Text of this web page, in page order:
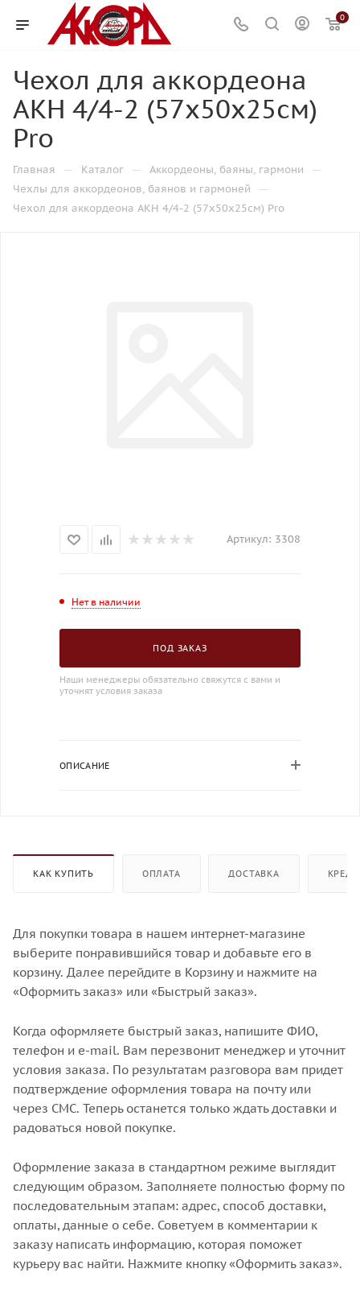
0
Чехол для аккордеона
АКН 4/4-2 (57х50х25см)
Pro
Главная — Каталог — Аккордеоны, баяны, гармони —
Чехлы для аккордеонов, баянов и гармоней —
Чехол для аккордеона АКН 4/4-2 (57х50х25см) Pro
Артикул: 3308
Нет в наличии
ПОД ЗАКАЗ
Наши менеджеры обязательно свяжутся с вами и
уточнят условия заказа
ОПИСАНИЕ
КАК КУПИТЬ ОПЛАТА ДОСТАВКА
Для покупки товара в нашем интернет-магазине
выберите понравившийся товар и добавьте его в
корзину. Далее перейдите в Корзину и нажмите на
«Оформить заказ» или «Быстрый заказ».
Когда оформляете быстрый заказ, напишите ФИО,
телефон и e-mail. Вам перезвонит менеджер и уточнит
условия заказа. По результатам разговора вам придет
подтверждение оформления товара на почту или
через СМС. Теперь останется только ждать доставки и
радоваться новой покупке.
Оформление заказа в стандартном режиме выглядит
следующим образом. Заполняете полностью форму по
последовательным этапам: адрес, способ доставки,
оплаты, данные о себе. Советуем в комментарии к
заказу написать информацию, которая поможет
курьеру вас найти. Нажмите кнопку «Оформить заказ».